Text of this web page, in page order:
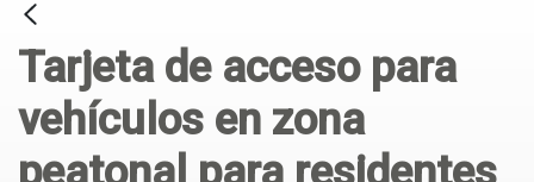
Tarjeta de acceso para
vehículos en zona